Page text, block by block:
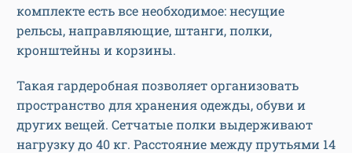
комплекте есть все необходимое: несущие
рельсы, направляющие, штанги, полки,
кронштейны и корзины.
Такая гардеробная позволяет организовать
пространство для хранения одежды, обуви и
других вещей. Сетчатые полки выдерживают
нагрузку до 40 кг. Расстояние между прутьями 14